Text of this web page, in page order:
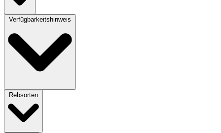
Verfügbarkeitshinweis
Rebsorten